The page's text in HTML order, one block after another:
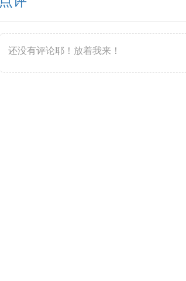
还没有评论耶！放着我来！